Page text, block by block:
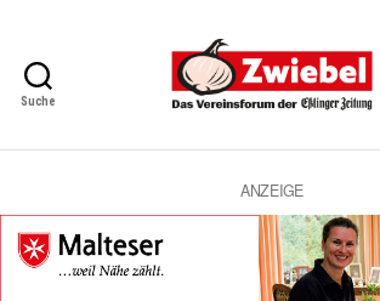
Suche
Vereinsforum
Eßlinger
Zeitung
ANZEIGE